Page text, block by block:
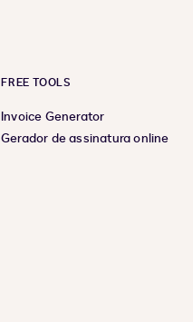
FREE TOOLS
Invoice Generator
Gerador de assinatura online